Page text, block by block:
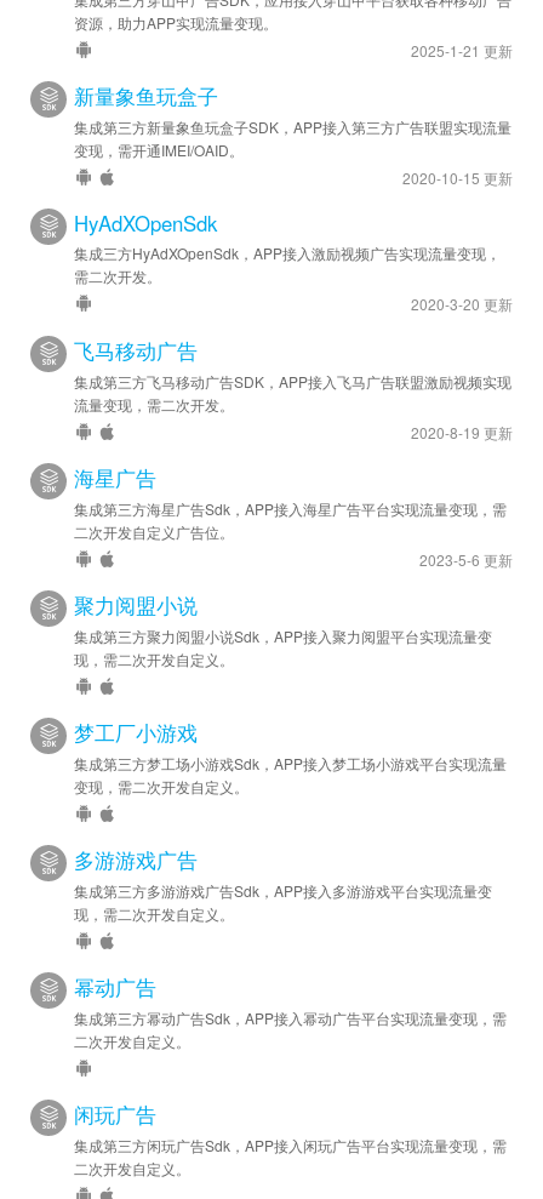
资源，助力APP实现流量变现。
2025-1-21 更新
新量象鱼玩盒子
集成第三方新量象鱼玩盒子SDK，APP接入第三方广告联盟实现流量
变现，需开通IMEI/OAID。
2020-10-15 更新
HyAdXOpenSdk
集成三方HyAdXOpenSdk，APP接入激励视频广告实现流量变现，
需二次开发。
2020-3-20 更新
飞马移动广告
集成第三方飞马移动广告SDK，APP接入飞马广告联盟激励视频实现
流量变现，需二次开发。
2020-8-19 更新
海星广告
集成第三方海星广告Sdk，APP接入海星广告平台实现流量变现，需
二次开发自定义广告位。
2023-5-6 更新
聚力阅盟小说
集成第三方聚力阅盟小说Sdk，APP接入聚力阅盟平台实现流量变
现，需二次开发自定义。
梦工厂小游戏
集成第三方梦工场小游戏Sdk，APP接入梦工场小游戏平台实现流量
变现，需二次开发自定义。
多游游戏广告
集成第三方多游游戏广告Sdk，APP接入多游游戏平台实现流量变
现，需二次开发自定义。
幂动广告
集成第三方幂动广告Sdk，APP接入幂动广告平台实现流量变现，需
二次开发自定义。
闲玩广告
集成第三方闲玩广告Sdk，APP接入闲玩广告平台实现流量变现，需
二次开发自定义。